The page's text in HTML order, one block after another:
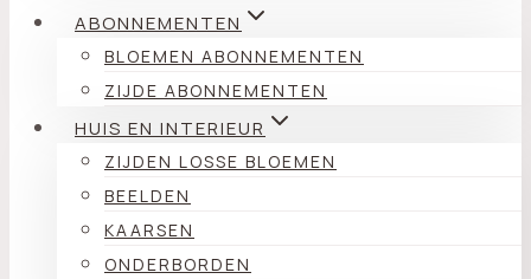
ABONNEMENTEN
BLOEMEN ABONNEMENTEN
ZIJDE ABONNEMENTEN
HUIS EN INTERIEUR
ZIJDEN LOSSE BLOEMEN
BEELDEN
KAARSEN
ONDERBORDEN